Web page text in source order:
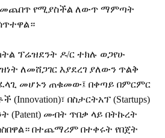
መጨበጥ የሚያስችል ለውጥ ማምጣት
ፕሬዝደንት ዶ/ር ተክሉ ወጋየሁ
ለመሸጋገር እያደረገ ያለውን ጥልቅ
መሆኑን ጠቁመው፤ በቀጣይ በምርምር
(Innovation)፣ በስታርትአፕ (Startups)
(Patent) መብት ጥበቃ ላይ በትኩረት
በተጨማሪም በተቀሩት የበጀት